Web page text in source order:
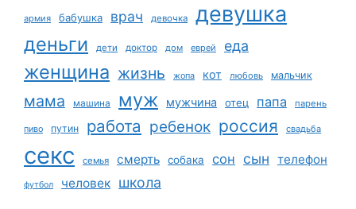
армия бабушка врач девочка девушка
деньги дети доктор дом еврей еда
женщина жизнь жопа кот любовь мальчик
мама машина муж мужчина отец папа парень
пиво путин работа ребенок россия свадьба
секс семья смерть собака сон сын телефон
футбол человек школа